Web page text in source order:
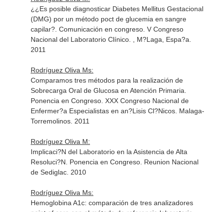
¿¿Es posible diagnosticar Diabetes Mellitus Gestacional
(DMG) por un método poct de glucemia en sangre
capilar?. Comunicación en congreso. V Congreso
Nacional del Laboratorio Clínico. , M?Laga, Espa?a.
2011
Rodríguez Oliva Ms:
Comparamos tres métodos para la realización de
Sobrecarga Oral de Glucosa en Atención Primaria.
Ponencia en Congreso. XXX Congreso Nacional de
Enfermer?a Especialistas en an?Lisis Cl?Nicos. Malaga-
Torremolinos. 2011
Rodríguez Oliva M:
Implicaci?N del Laboratorio en la Asistencia de Alta
Resoluci?N. Ponencia en Congreso. Reunion Nacional
de Sediglac. 2010
Rodríguez Oliva Ms:
Hemoglobina A1c: comparación de tres analizadores